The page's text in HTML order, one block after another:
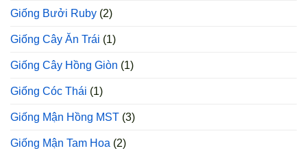
Giống Bưởi Ruby (2)
Giống Cây Ăn Trái (1)
Giống Cây Hồng Giòn (1)
Giống Cóc Thái (1)
Giống Mận Hồng MST (3)
Giống Mận Tam Hoa (2)